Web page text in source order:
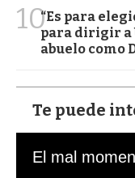
10“Es para
para dirigir a
abuelo como
Te puede